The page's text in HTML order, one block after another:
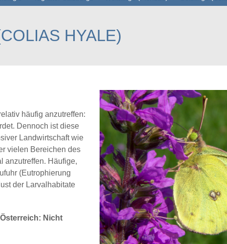
HYALE)
häufig anzutreffen:
Dennoch ist diese
Landwirtschaft wie
vielen Bereichen des
anzutreffen. Häufige,
(Eutrophierung
der Larvalhabitate
Nicht